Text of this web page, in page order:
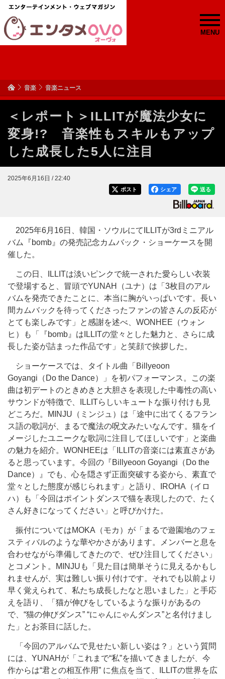
MENU
音楽 音楽ニュース
＜レポート＞ILLITが魔法少女に
変身!? 音楽性もスキルもアップ
した成長した5人に注目
2025年6月16日 / 22:40
送る
シェア
ポスト
2025年6月16日、韓国・ソウルにてILLITが3rdミニアル
バム『bomb』の発売記念カムバック・ショーケースを開
催した。
この日、ILLITは淡いピンクで統一された愛らしい衣装
で登場すると、冒頭でYUNAH（ユナ）は「3枚目のアル
バムを発売できたことに、本当に胸がいっぱいです。長い
間カムバックを待ってくださったファンの皆さんの反応が
とても楽しみです」と感謝を述べ、WONHEE（ウォン
ヒ）も「『bomb』はILLITの堂々とした魅力と、さらに成
長した姿が詰まった作品です」と笑顔で挨拶した。
ショーケースでは、タイトル曲「Billyeoon
Goyangi（Do the Dance）」を初パフォーマンス。この楽
曲は初デートのときめきと大胆さを表現した中毒性の高い
サウンドが特徴で、ILLITらしいキュートな振り付けも見
どころだ。MINJU（ミンジュ）は「途中に出てくるフラン
ス語の歌詞が、まるで魔法の呪文みたいなんです。猫をイ
メージしたユニークな歌詞に注目してほしいです」と楽曲
の魅力を紹介。WONHEEは「ILLITの音楽には素直さがあ
ると思っています。今回の『Billyeoon Goyangi（Do the
Dance）』でも、心を隠さず正面突破する姿から、素直で
堂々とした態度が感じられます」と語り、IROHA（イロ
ハ）も「今回はポイントダンスで猫を表現したので、たく
さん好きになってください」と呼びかけた。
振付についてはMOKA（モカ）が「まるで遊園地のフェ
スティバルのような華やかさがあります。メンバーと息を
合わせながら準備してきたので、ぜひ注目してください」
とコメント。MINJUも「見た目は簡単そうに見えるかもし
れませんが、実は難しい振り付けです。それでも以前より
早く覚えられて、私たち成長したなと思いました」と手応
えを語り、「猫が伸びをしているような振りがあるの
で、“猫の伸びダンス” “にゃんにゃんダンス”と名付けまし
た」とお茶目に話した。
「今回のアルバムで見せたい新しい姿は？」という質問
には、YUNAHが「これまで“私”を描いてきましたが、今
作からは“君との相互作用” に焦点を当て、ILLITの世界を広